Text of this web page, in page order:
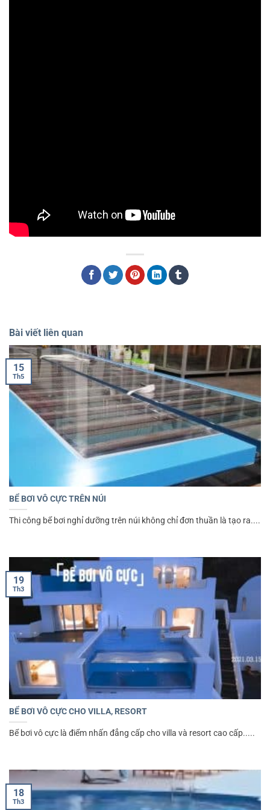
Bài viết liên quan
BỂ BƠI VÔ CỰC TRÊN NÚI
Thi công bể bơi nghỉ dưỡng trên núi không chỉ đơn thuần là tạo ra....
15
Th5
BỂ BƠI VÔ CỰC CHO VILLA, RESORT
Bể bơi vô cực là điểm nhấn đẳng cấp cho villa và resort cao cấp.....
19
Th3
18
Th3